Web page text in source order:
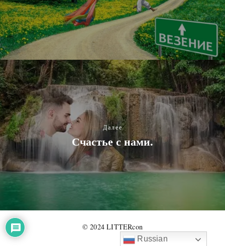
Далее
Счастье с нами.
© 2024 LITTERcon
Russian